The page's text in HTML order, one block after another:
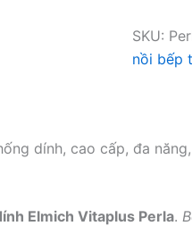
SKU:
nồi bếp
dính, cao cấp, đa
Elmich Vitaplus Perla.